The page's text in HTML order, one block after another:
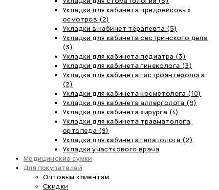
Укладки для кабинета предрейсовых
осмотров (2)
Укладки в кабинет терапевта (5)
Укладки для кабинета сестринского дела
(3)
Укладки для кабинета педиатра (3)
Укладки для кабинета гинеколога (3)
Укладка для кабинета гастроэнтеролога
(2)
Укладки для кабинета косметолога (10)
Укладки для кабинета аллерголога (9)
Укладки для кабинета хирурга (4)
Укладки для кабинета травматолога,
ортопеда (9)
Укладки для кабинета гепатолога (2)
Укладки участкового врача
Медицинские сумки
Для покупателей
Оптовым клиентам
Скидки